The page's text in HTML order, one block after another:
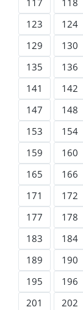
117
118
123
124
129
130
135
136
141
142
147
148
153
154
159
160
165
166
171
172
177
178
183
184
189
190
195
196
201
202